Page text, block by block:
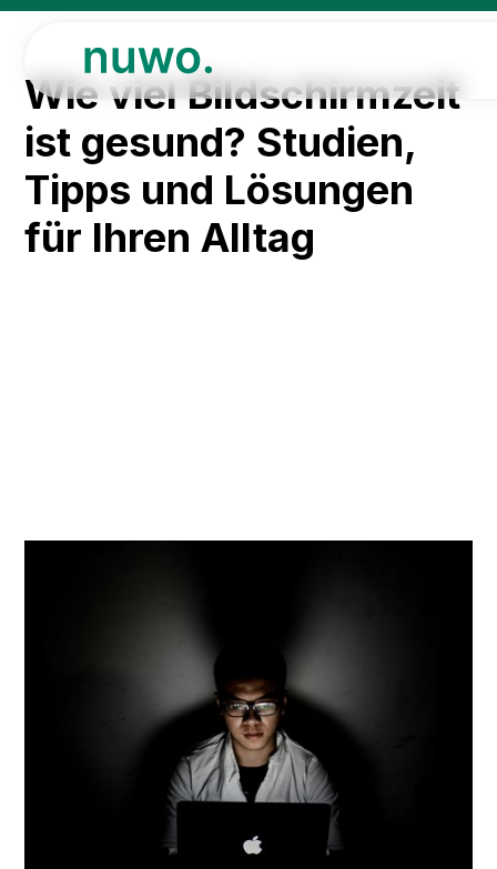
Wie viel Bildschirmzeit
ist gesund? Studien,
Tipps und Lösungen
für Ihren Alltag